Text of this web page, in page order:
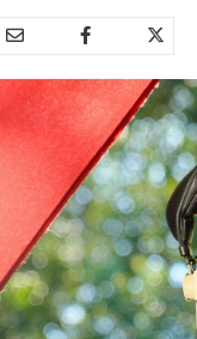
Partager
e-
mail
Partager
Facebook
